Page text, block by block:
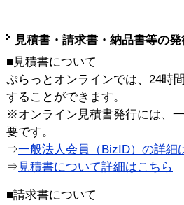
見積書・請求書・納品書等の
■見積書について
ぷらっとオンラインでは、24時
することができます。
※オンライン見積書発行には、
要です。
⇒一般法人会員（BizID）の詳細
⇒ 見積書について詳細はこちら
■請求書について